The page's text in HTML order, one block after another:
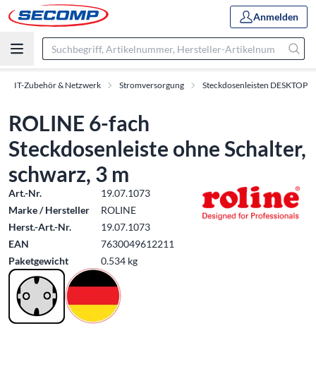
Anmelden
IT-Zubehör & Netzwerk Stromversorgung Steckdosenleisten DESKTOP
ROLINE 6-fach
Steckdosenleiste ohne Schalter,
schwarz, 3 m
Art.-Nr.
19.07.1073
Marke / Hersteller
ROLINE
Herst.-Art.-Nr.
19.07.1073
EAN
7630049612211
Paketgewicht
0.534 kg